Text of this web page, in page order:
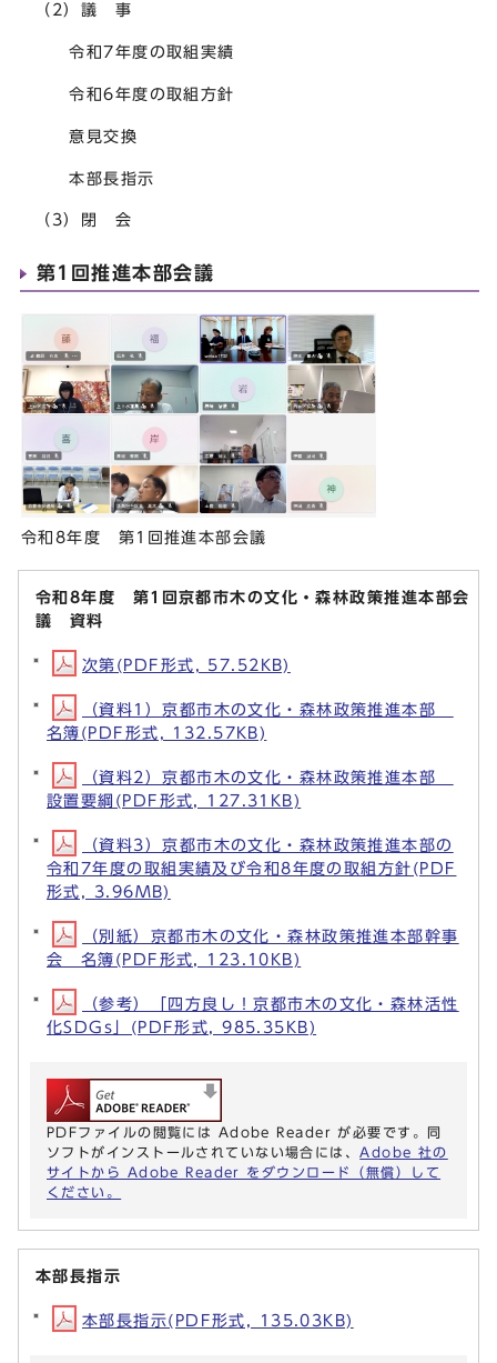
（2）議 事
令和7年度の取組実績
令和6年度の取組方針
意見交換
本部長指示
（3）閉 会
第1回推進本部会議
令和8年度 第1回推進本部会議
令和8年度 第1回京都市木の文化・森林政策推進本部会
議 資料
次第(PDF形式, 57.52KB)
（資料1）京都市木の文化・森林政策推進本部
名簿(PDF形式, 132.57KB)
（資料2）京都市木の文化・森林政策推進本部
設置要綱(PDF形式, 127.31KB)
（資料3）京都市木の文化・森林政策推進本部の
令和7年度の取組実績及び令和8年度の取組方針(PDF
形式, 3.96MB)
（別紙）京都市木の文化・森林政策推進本部幹事
会 名簿(PDF形式, 123.10KB)
（参考）「四方良し！京都市木の文化・森林活性
化SDGs」(PDF形式, 985.35KB)
PDFファイルの閲覧には Adobe Reader が必要です。同
ソフトがインストールされていない場合には、 Adobe 社の
サイトから Adobe Reader をダウンロード（無償）して
ください。
本部長指示
本部長指示(PDF形式, 135.03KB)